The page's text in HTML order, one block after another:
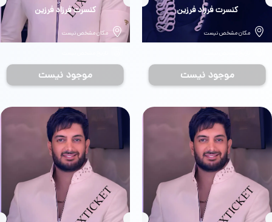
بلیط
کنسرت فرزاد فرزین
مکان مشخص نیست
موجود نیست
بلیط
کنسرت فرزاد فرزین
مکان مشخص نیست
موجود نیست